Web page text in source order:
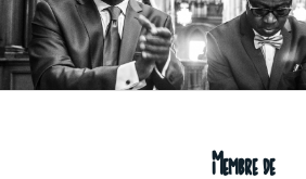
Membre de